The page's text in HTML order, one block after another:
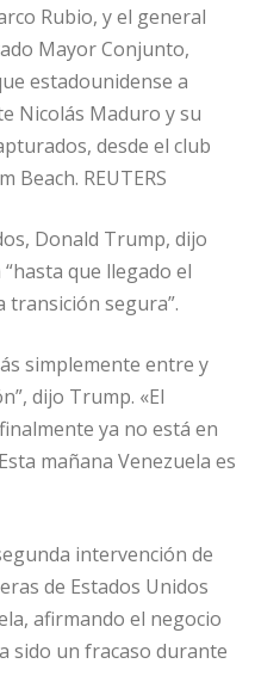
Rubio, y el general
Mayor Conjunto,
estadounidense a
Nicolás Maduro y su
desde el club
Beach. REUTERS
Donald Trump, dijo
que llegado el
transición segura”.
simplemente entre y
dijo Trump. «El
ya no está en
mañana Venezuela es
intervención de
de Estados Unidos
afirmando el negocio
sido un fracaso durante